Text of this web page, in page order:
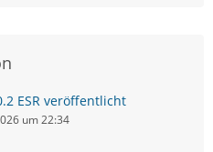
ESR veröffentlicht
um 22:34